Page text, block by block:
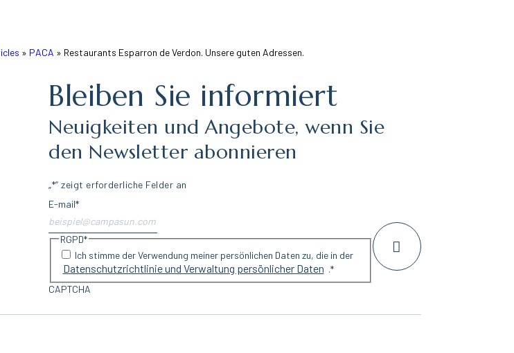
» PACA » Restaurants Esparron de Verdon. Unsere guten Adressen.
Bleiben Sie informiert
Neuigkeiten und Angebote, wenn Sie
den Newsletter abonnieren
„*“ zeigt erforderliche Felder an
E-mail*
RGPD*
Ich stimme der Verwendung meiner persönlichen Daten zu, die in der
Datenschutzrichtlinie und Verwaltung persönlicher Daten .*
CAPTCHA